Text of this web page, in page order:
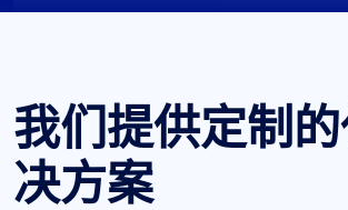
优质廉价的轮换代理
随时准备解答任何问题。谢谢！
我们提供定制
决方案